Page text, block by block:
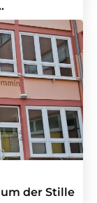
der Stille